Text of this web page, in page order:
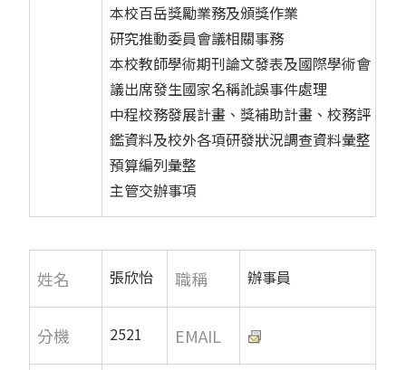
本校百岳獎勵業務及頒獎作業
研究推動委員會議相關事務
本校教師學術期刊論文發表及國際學術會
議出席發生國家名稱訛誤事件處理
中程校務發展計畫、獎補助計畫、校務評
鑑資料及校外各項研發狀況調查資料彙整
預算編列彙整
主管交辦事項
姓名 張欣怡 職稱 辦事員
分機 2521 EMAIL